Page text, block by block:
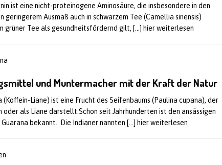
ist eine nicht-proteinogene Aminosäure, die insbesondere in den
geringerem Ausmaß auch in schwarzem Tee (Camellia sinensis)
grüner Tee als gesundheitsfördernd gilt, […] hier weiterlesen
und Muntermacher mit der Kraft der Natur
(Koffein-Liane) ist eine Frucht des Seifenbaums (Paulina cupana), der
oder als Liane darstellt.Schon seit Jahrhunderten ist den ansässigen
Guarana bekannt. Die Indianer nannten […] hier weiterlesen